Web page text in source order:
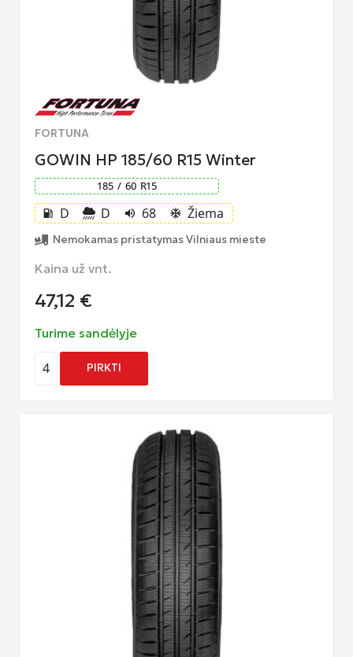
FORTUNA
GOWIN HP 185/60 R15 Winter
185 / 60 R15
local_gas_station D D volume_up 68 ac_unit Žiema
Nemokamas pristatymas Vilniaus mieste
Kaina už vnt.
47,12 €
Turime sandėlyje
4 PIRKTI